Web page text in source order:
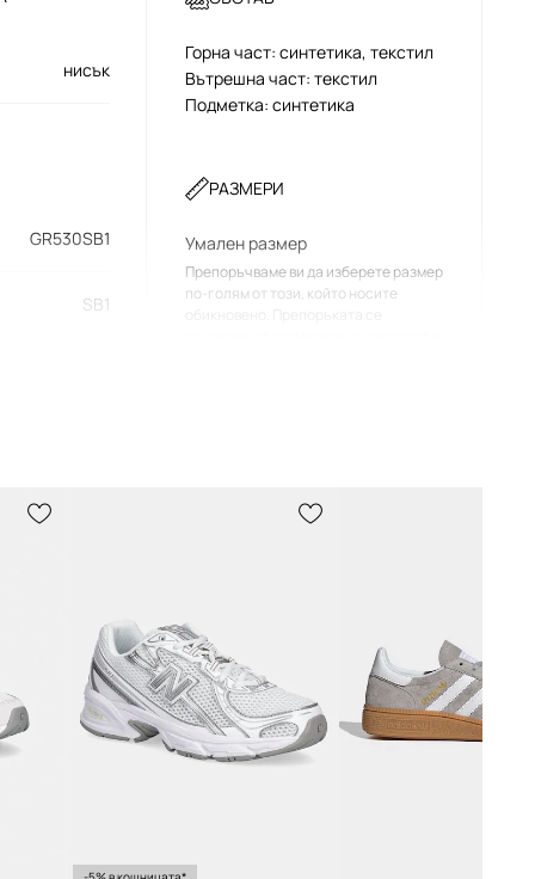
нисък
GR530SB1
SB1
Горна част: синтетика, текстил
Вътрешна част: текстил
Подметка: синтетика
РАЗМЕРИ
Умален размер
Препоръчваме ви да изберете размер
по-голям от този, който носите